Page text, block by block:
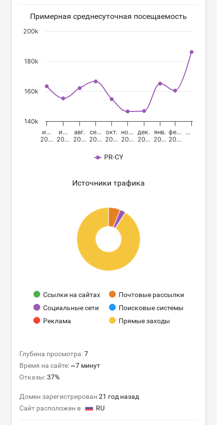
Примерная среднесуточная посещаемость
PR-CY
и…
20…
и…
20…
авг.
20…
се…
20…
окт.
20…
но…
20…
дек.
20…
янв.
20…
фе…
20…
…
140k
160k
180k
200k
Источники трафика
Ссылки на сайтах
Почтовые рассылки
Социальные сети
Поисковые системы
Реклама
Прямые заходы
Глубина просмотра:7
Время на сайте: ~7 минут
Отказы:37%
Домен зарегистрирован 21 год назад
Сайт расположен в
RU